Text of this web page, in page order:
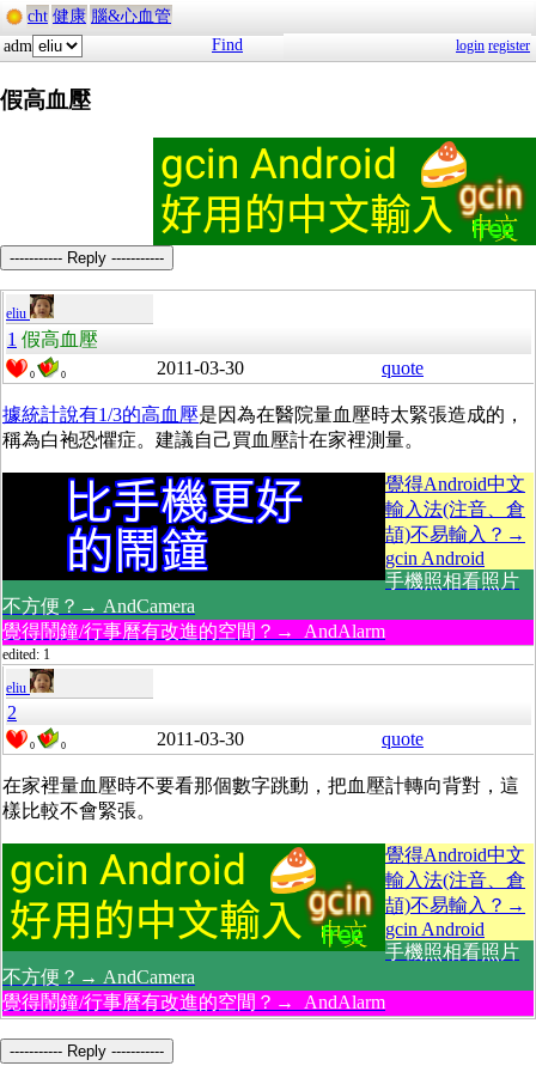
cht 健康 腦&心血管
adm
Find login register
假高血壓
----------- Reply -----------
eliu
1 假高血壓
0 0 2011-03-30 quote
據統計說有1/3的高血壓是因為在醫院量血壓時太緊張造成的，
稱為白袍恐懼症。建議自己買血壓計在家裡測量。
覺得Android中文
輸入法(注音、倉
頡)不易輸入？→
gcin Android
手機照相看照片
不方便？→ AndCamera
覺得鬧鐘/行事曆有改進的空間？→ AndAlarm
edited: 1
eliu
2
0 0 2011-03-30 quote
在家裡量血壓時不要看那個數字跳動，把血壓計轉向背對，這
樣比較不會緊張。
覺得Android中文
輸入法(注音、倉
頡)不易輸入？→
gcin Android
手機照相看照片
不方便？→ AndCamera
覺得鬧鐘/行事曆有改進的空間？→ AndAlarm
----------- Reply -----------